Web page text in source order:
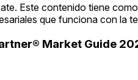
Este contenido tiene
que funciona con la
Market Guide